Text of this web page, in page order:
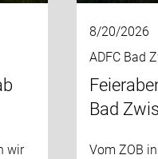
wir
8/20/2026
ADFC Bad
Bad
Vom ZOB